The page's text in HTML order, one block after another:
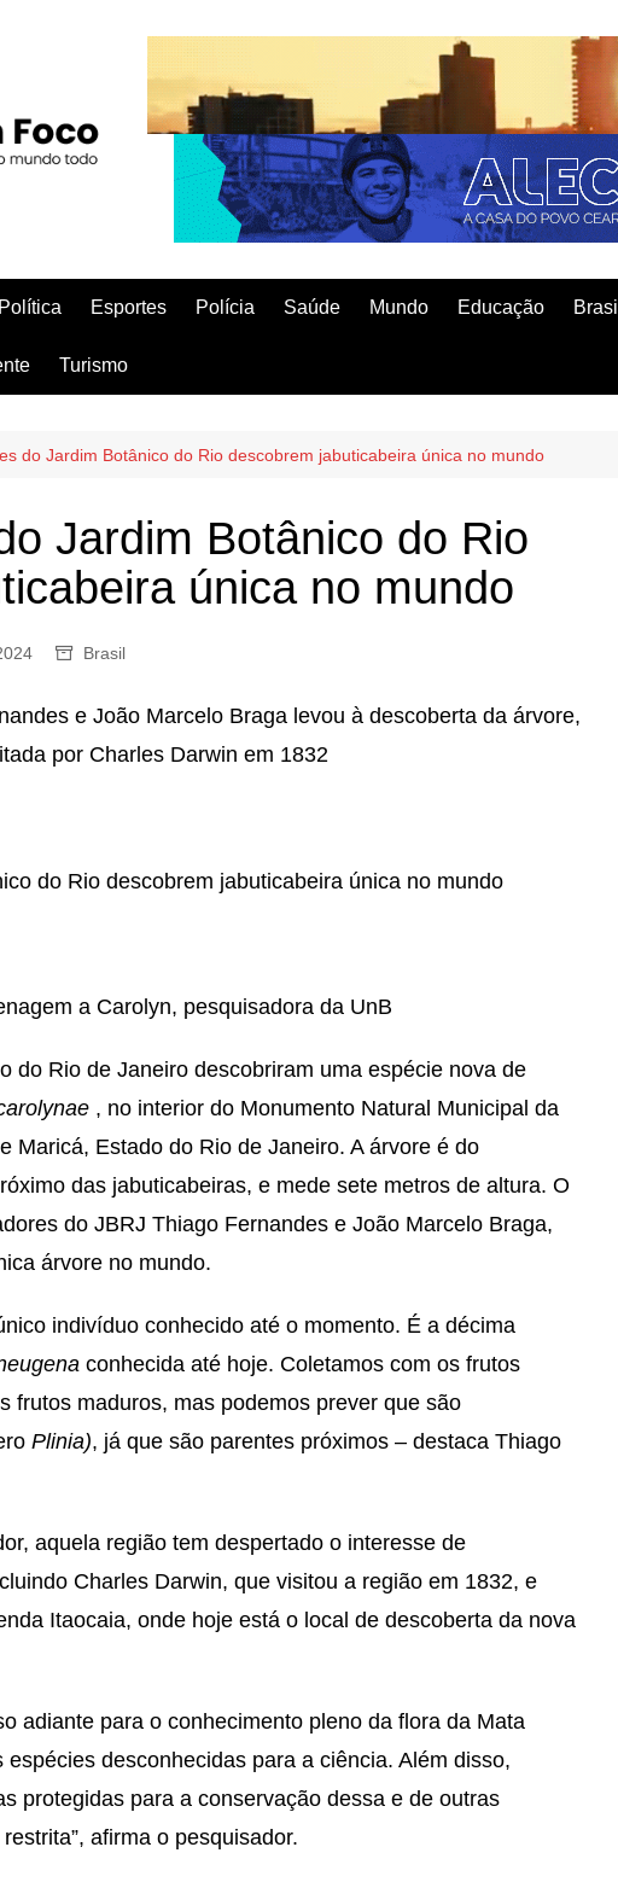
Política Esportes Polícia Saúde Mundo Educação Brasil
Turismo
do Jardim Botânico do Rio descobrem jabuticabeira única no mundo
Jardim Botânico do Rio
única no mundo
Brasil
e João Marcelo Braga levou à descoberta da árvore,
por Charles Darwin em 1832
a Carolyn, pesquisadora da UnB
do Rio de Janeiro descobriram uma espécie nova de
, no interior do Monumento Natural Municipal da
Maricá, Estado do Rio de Janeiro. A árvore é do
das jabuticabeiras, e mede sete metros de altura. O
do JBRJ Thiago Fernandes e João Marcelo Braga,
árvore no mundo.
indivíduo conhecido até o momento. É a décima
conhecida até hoje. Coletamos com os frutos
frutos maduros, mas podemos prever que são
Plinia), já que são parentes próximos – destaca Thiago
aquela região tem despertado o interesse de
Charles Darwin, que visitou a região em 1832, e
Itaocaia, onde hoje está o local de descoberta da nova
adiante para o conhecimento pleno da flora da Mata
desconhecidas para a ciência. Além disso,
protegidas para a conservação dessa e de outras
afirma o pesquisador.